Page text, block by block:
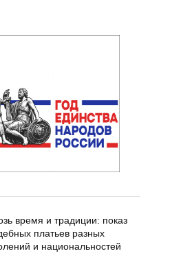
время и традиции: показ
платьев разных
и национальностей